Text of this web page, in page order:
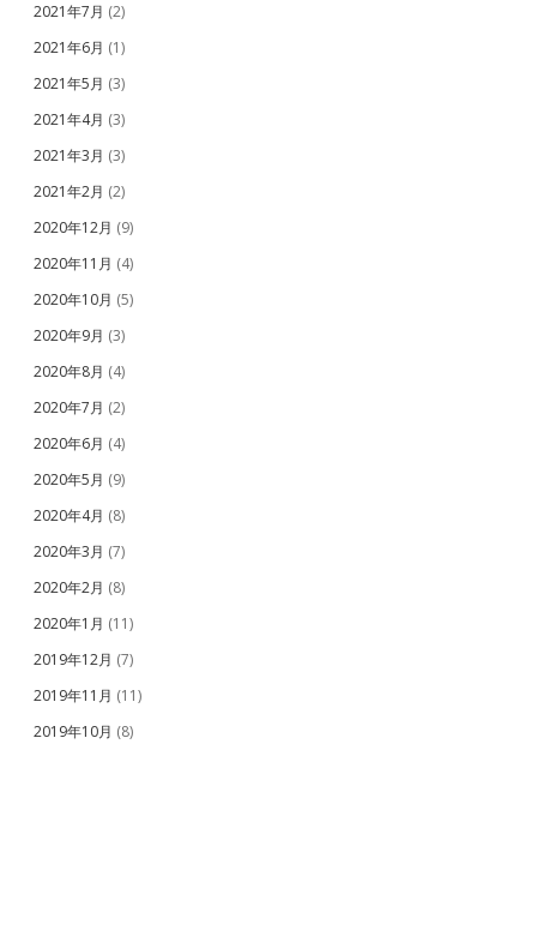
2021年7月 (2)
2021年6月 (1)
2021年5月 (3)
2021年4月 (3)
2021年3月 (3)
2021年2月 (2)
2020年12月 (9)
2020年11月 (4)
2020年10月 (5)
2020年9月 (3)
2020年8月 (4)
2020年7月 (2)
2020年6月 (4)
2020年5月 (9)
2020年4月 (8)
2020年3月 (7)
2020年2月 (8)
2020年1月 (11)
2019年12月 (7)
2019年11月 (11)
2019年10月 (8)